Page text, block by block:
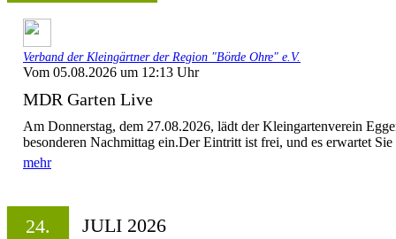
Verband der Kleingärtner der Region "Börde Ohre" e.V.
Vom 05.08.2026 um 12:13 Uhr
MDR Garten Live
Am Donnerstag, dem 27.08.2026, lädt der Kleingartenverein
besonderen Nachmittag ein.Der Eintritt ist frei, und es erwartet Sie
mehr
24. JULI 2026